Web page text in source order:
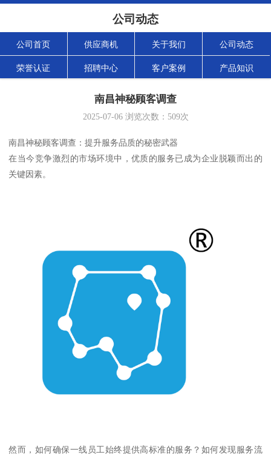
公司动态
公司首页 供应商机 关于我们 公司动态
荣誉认证 招聘中心 客户案例 产品知识
南昌神秘顾客调查
2025-07-06浏览次数： 509次
南昌神秘顾客调查：提升服务品质的秘密武器
在当今竞争激烈的市场环境中，优质的服务已成为企业脱颖而出的
关键因素。
然而，如何确保一线员工始终提供高标准的服务？如何发现服务流